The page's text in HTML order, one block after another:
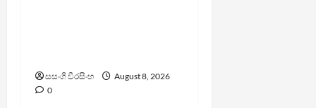
සසංගි වීරසිංහ
August 8, 2026
0